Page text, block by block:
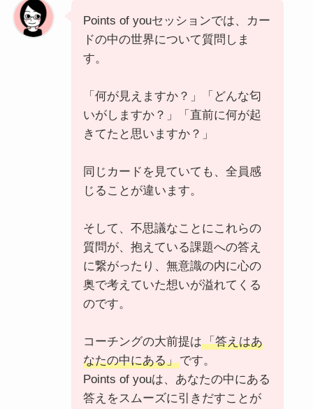
Points of youセッションでは、カー
ドの中の世界について質問しま
す。
「何が見えますか？」「どんな匂
いがしますか？」「直前に何が起
きてたと思いますか？」
同じカードを見ていても、全員感
じることが違います。
そして、不思議なことにこれらの
質問が、抱えている課題への答え
に繋がったり、無意識の内に心の
奥で考えていた想いが溢れてくる
のです。
コーチングの大前提は「答えはあ
なたの中にある」です。
Points of youは、あなたの中にある
答えをスムーズに引きだすことが